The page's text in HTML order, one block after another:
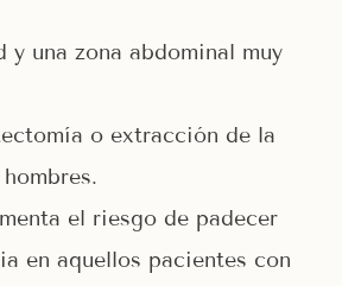
y una zona abdominal muy
o extracción de la
el riesgo de padecer
en aquellos pacientes con